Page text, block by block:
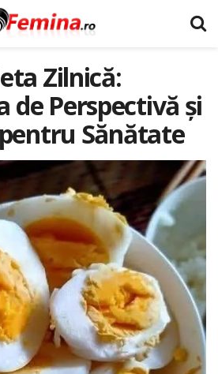
Zilnică:
de Perspectivă și
Sănătate